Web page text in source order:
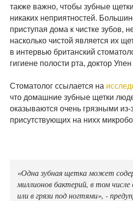
также важно, чтобы зубные
никаких неприятностей.
приступая дома к чистке зубов,
насколько чистой является их
в интервью британский
гигиене полости рта, доктор
Стоматолог ссылается на
что домашние зубные щетки
оказываются очень грязными
присутствующих на нихх
«Одна зубная щетка может
миллионов бактерий, в том
или в грязи под ногтями», -